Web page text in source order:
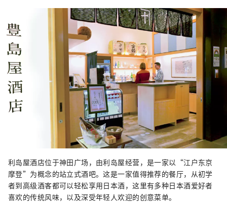
利岛屋酒店位于神田广场，由利岛屋经营，是一家以“江户东京
摩登”为概念的站立式酒吧。这是一家值得推荐的餐厅，从初学
者到高级酒客都可以轻松享用日本酒，这里有多种日本酒爱好者
喜欢的传统风味，以及深受年轻人欢迎的创意菜单。